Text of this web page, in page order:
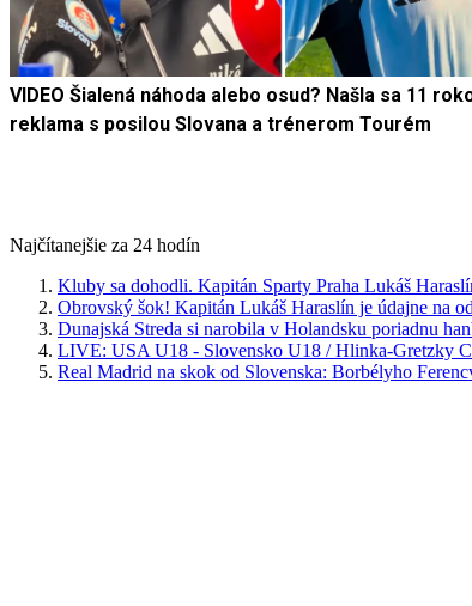
VIDEO Šialená náhoda alebo osud? Našla sa 11
reklama s posilou Slovana a trénerom Tourém
Najčítanejšie za 24 hodín
Kluby sa dohodli. Kapitán Sparty Praha Lukáš
Obrovský šok! Kapitán Lukáš Haraslín je údajne na
Dunajská Streda si narobila v Holandsku poriadnu
LIVE: USA U18 - Slovensko U18 / Hlinka-Gretzky
Real Madrid na skok od Slovenska: Borbélyho